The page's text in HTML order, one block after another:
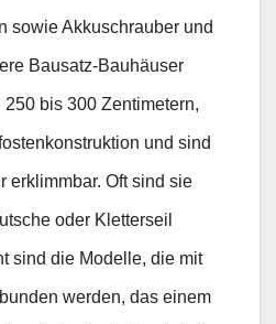
sowie Akkuschrauber und
Bausatz-Bauhäuser
bis 300 Zentimetern,
und sind
erklimmbar. Oft sind sie
oder Kletterseil
sind die Modelle, die mit
werden, das einem